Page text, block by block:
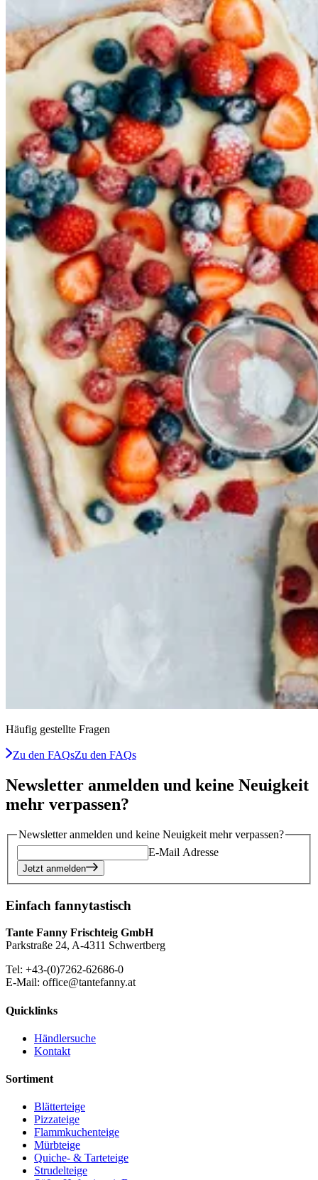
Häufig gestellte Fragen
Zu den FAQsZu den FAQs
Newsletter anmelden und keine Neuigkeit
mehr verpassen?
Newsletter anmelden und keine Neuigkeit mehr verpassen?
E-Mail Adresse
Jetzt anmelden
Einfach fannytastisch
Tante Fanny Frischteig GmbH
Parkstraße 24, A-4311 Schwertberg
Tel: +43-(0)7262-62686-0
E-Mail: office@tantefanny.at
Quicklinks
Händlersuche
Kontakt
Sortiment
Blätterteige
Pizzateige
Flammkuchenteige
Mürbteige
Quiche- & Tarteteige
Strudelteige